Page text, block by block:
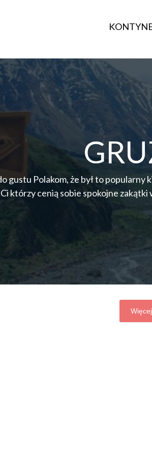
gustu Polakom, że był to
Ci którzy cenią sobie spokojne zakątki
Więcej